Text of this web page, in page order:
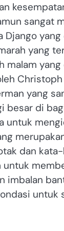
sangat
Django
yang
yang
besar di
untuk
dan
imbalan
untuk